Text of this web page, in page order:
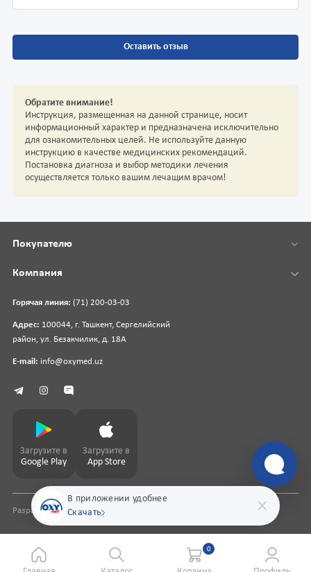
Оставить отзыв
Обратите внимание!
Инструкция, размещенная на данной странице, носит
информационный характер и предназначена исключительно
для ознакомительных целей. Не используйте данную
инструкцию в качестве медицинских рекомендаций.
Постановка диагноза и выбор методики лечения
осуществляется только вашим лечащим врачом!
В приложении удобнее
Скачать
Горячая линия: (71) 200-03-03
Адрес: 100044, г. Ташкент, Сергелийский
район, ул. Безакчилик, д. 18А
E-mail: info@oxymed.uz
Покупателю
Компания
Загрузите в
Google Play
Загрузите в
App Store
Разработка сайтаpharmit.uz
0